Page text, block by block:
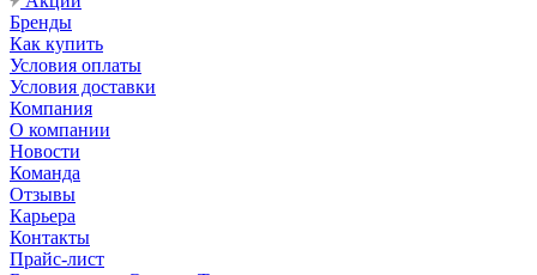
Бренды
Как купить
Условия оплаты
Условия доставки
Компания
О компании
Новости
Команда
Отзывы
Карьера
Контакты
Прайс-лист